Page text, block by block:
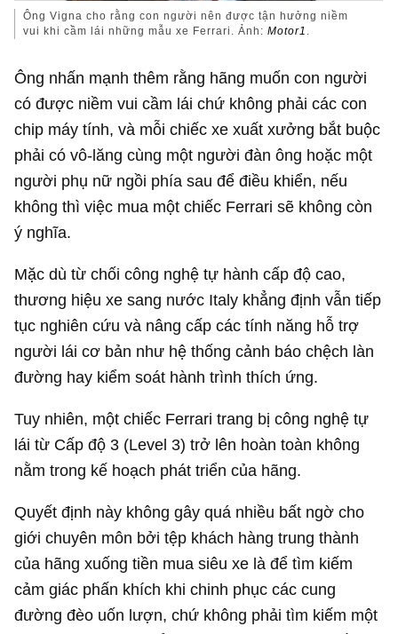
Ông Vigna cho rằng con người nên được tận hưởng niềm
vui khi cầm lái những mẫu xe Ferrari. Ảnh:Motor1 .
Ông nhấn mạnh thêm rằng hãng muốn con người
có được niềm vui cầm lái chứ không phải các con
chip máy tính, và mỗi chiếc xe xuất xưởng bắt buộc
phải có vô-lăng cùng một người đàn ông hoặc một
người phụ nữ ngồi phía sau để điều khiển, nếu
không thì việc mua một chiếc Ferrari sẽ không còn
ý nghĩa.
Mặc dù từ chối công nghệ tự hành cấp độ cao,
thương hiệu xe sang nước Italy khẳng định vẫn tiếp
tục nghiên cứu và nâng cấp các tính năng hỗ trợ
người lái cơ bản như hệ thống cảnh báo chệch làn
đường hay kiểm soát hành trình thích ứng.
Tuy nhiên, một chiếc Ferrari trang bị công nghệ tự
lái từ Cấp độ 3 (Level 3) trở lên hoàn toàn không
nằm trong kế hoạch phát triển của hãng.
Quyết định này không gây quá nhiều bất ngờ cho
giới chuyên môn bởi tệp khách hàng trung thành
của hãng xuống tiền mua siêu xe là để tìm kiếm
cảm giác phấn khích khi chinh phục các cung
đường đèo uốn lượn, chứ không phải tìm kiếm một